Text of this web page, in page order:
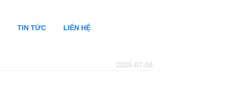
TIN TỨC LIÊN HỆ
2025-07-08